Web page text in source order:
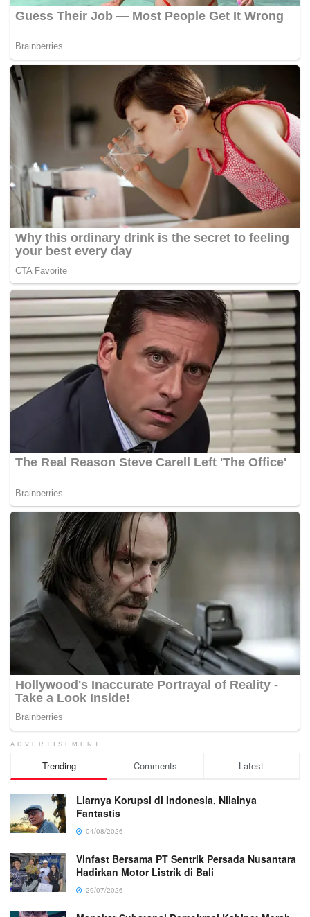
ADVERTISEMENT
Trending Comments Latest
Liarnya Korupsi di Indonesia, Nilainya
Fantastis
04/08/2026
Vinfast Bersama PT Sentrik Persada Nusantara
Hadirkan Motor Listrik di Bali
29/07/2026